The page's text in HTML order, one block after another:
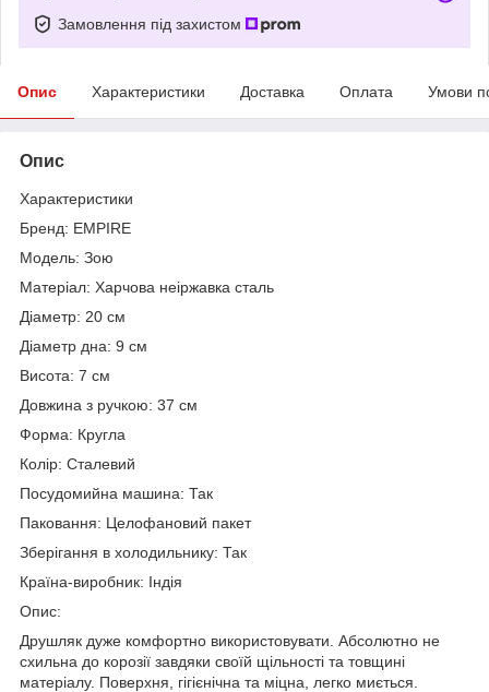
Замовлення під захистом
Опис Характеристики Доставка Оплата Умови
Опис
Характеристики
Бренд: EMPIRE
Модель: Зою
Матеріал: Харчова неіржавка сталь
Діаметр: 20 см
Діаметр дна: 9 см
Висота: 7 см
Довжина з ручкою: 37 см
Форма: Кругла
Колір: Сталевий
Посудомийна машина: Так
Паковання: Целофановий пакет
Зберігання в холодильнику: Так
Країна-виробник: Індія
Опис:
Друшляк дуже комфортно використовувати. Абсолютно не
схильна до корозії завдяки своїй щільності та товщині
матеріалу. Поверхня, гігієнічна та міцна, легко миється.